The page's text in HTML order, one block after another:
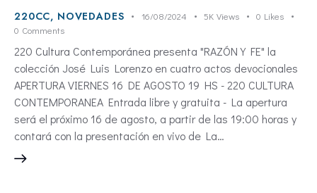
220CC, NOVEDADES 16/08/2024 5K Views 0 Likes
0 Comments
220 Cultura Contemporánea presenta "RAZÓN Y FE" la
colección José Luis Lorenzo en cuatro actos devocionales
APERTURA VIERNES 16 DE AGOSTO 19 HS - 220 CULTURA
CONTEMPORANEA Entrada libre y gratuita - La apertura
será el próximo 16 de agosto, a partir de las 19:00 horas y
contará con la presentación en vivo de La…